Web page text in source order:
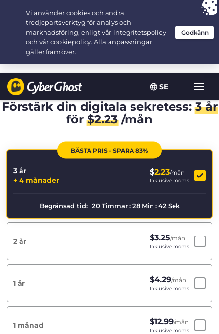
SE
Växla
Your choice:The Best Dealfor 3.3333333333333-years at $
/month
Förstärk din digitala sekretess:3 år
för$2.23/mån
BÄSTA PRIS - SPARA 83%
3 år
+ 4 månader
$2.23/mån
Inklusive moms
Begränsad tid: 20 Timmar : 28 Min : 41 Sek
2 år $3.25/mån
Inklusive moms
1 år $4.29/mån
Inklusive moms
1 månad $12.99/mån
Inklusive moms